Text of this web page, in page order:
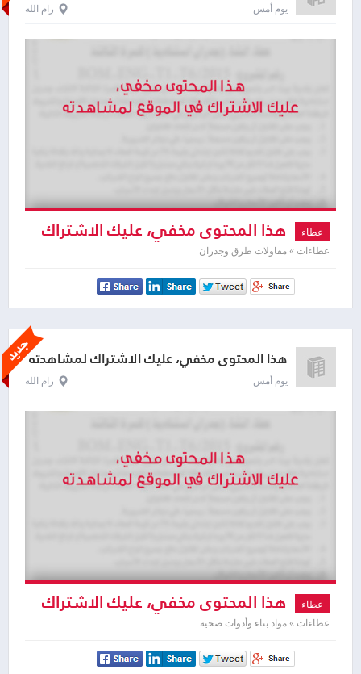
يوم أمس رام الله
عطاء هذا المحتوى مخفي، عليك الاشتراك
لمشاهدته
عطاءات » مقاولات طرق وجدران
هذا المحتوى مخفي، عليك الاشتراك لمشاهدته
يوم أمس رام الله
عطاء هذا المحتوى مخفي، عليك الاشتراك
لمشاهدته
عطاءات » مواد بناء وأدوات صحية